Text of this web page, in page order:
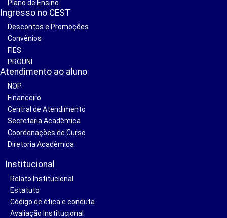
Plano de Ensino
Ingresso no CEST
Descontos e Promoções
Convênios
FIES
PROUNI
Atendimento ao aluno
NOP
Financeiro
Central de Atendimento
Secretaria Acadêmica
Coordenações de Curso
Diretoria Acadêmica
Institucional
Relato Institucional
Estatuto
Código de ética e conduta
Avaliação Institucional